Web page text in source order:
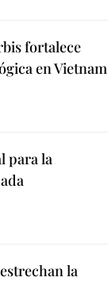
fortalece
en Vietnam
para la
la